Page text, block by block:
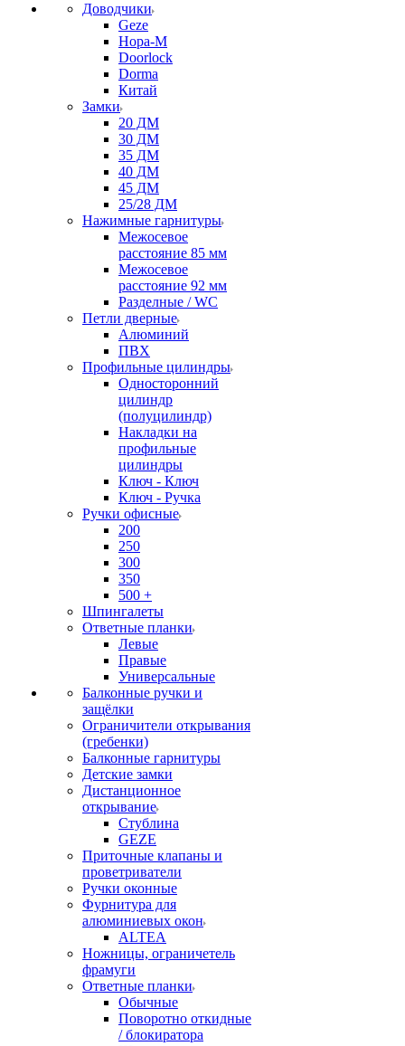
Доводчики
Geze
Нора-М
Doorlock
Dorma
Китай
Замки
20 ДМ
30 ДМ
35 ДМ
40 ДМ
45 ДМ
25/28 ДМ
Нажимные гарнитуры
Межосевое
расстояние 85 мм
Межосевое
расстояние 92 мм
Разделные / WC
Петли дверные
Алюминий
ПВХ
Профильные цилиндры
Односторонний
цилиндр
(полуцилиндр)
Накладки на
профильные
цилиндры
Ключ - Ключ
Ключ - Ручка
Ручки офисные
200
250
300
350
500 +
Шпингалеты
Ответные планки
Левые
Правые
Универсальные
Балконные ручки и
защёлки
Ограничители открывания
(гребенки)
Балконные гарнитуры
Детские замки
Дистанционное
открывание
Стублина
GEZE
Приточные клапаны и
проветриватели
Ручки оконные
Фурнитура для
алюминиевых окон
ALTEA
Ножницы, ограничетель
фрамуги
Ответные планки
Обычные
Поворотно откидные
/ блокиратора